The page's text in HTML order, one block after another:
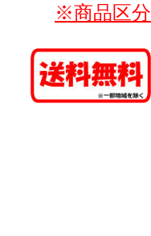
※商品区分